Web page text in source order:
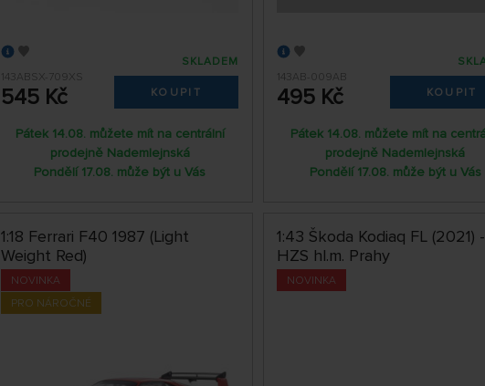
143ABSX-709XS
545 Kč
SKLADEM
KOUPIT
Pátek 14.08. můžete mít na centrální
prodejně Nademlejnská
Pondělí 17.08. může být u Vás
143AB-009AB
495 Kč KOUPIT
Pátek 14.08. můžete mít na
prodejně Nademlejnská
Pondělí 17.08. může být u Vás
1:18 Ferrari F40 1987 (Light
Weight Red)
NOVINKA
PRO NÁROČNÉ
1:43 Škoda Kodiaq FL (2021) -
HZS hl.m. Prahy
NOVINKA